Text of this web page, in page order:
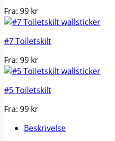
Fra: 99 kr
#7 Toiletskilt
Fra: 99 kr
#5 Toiletskilt
Fra: 99 kr
Beskrivelse